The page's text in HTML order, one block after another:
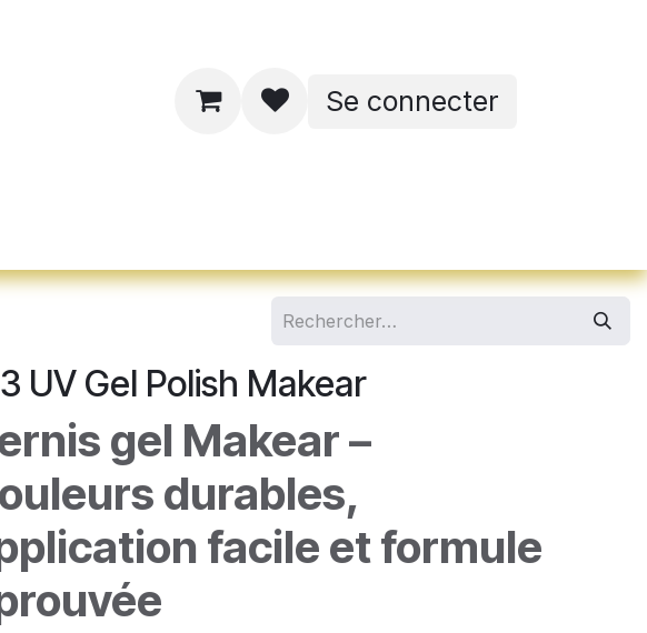
Se connecter
UV Gel Polish Makear
gel Makear –
durables,
facile et formule